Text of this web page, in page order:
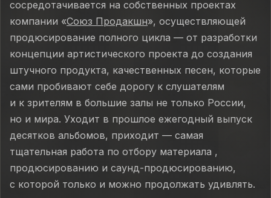
сосредотачивается на собственных проектах
компании «Союз Продакшн», осуществляющей
продюсирование полного цикла — от разработки
концепции артистического проекта до создания
штучного продукта, качественных песен, которые
сами пробивают себе дорогу к слушателям
и к зрителям в большие залы не только России,
но и мира. Уходит в прошлое ежегодный выпуск
десятков альбомов, приходит — самая
тщательная работа по отбору материала ,
продюсированию и саунд-продюсированию,
с которой только и можно продолжать удивлять.